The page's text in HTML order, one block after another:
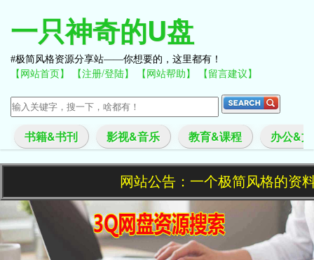
一只神奇的U盘
极简风格资源分享站——你想要的，这里都有！
【网站首页】 【注册/登陆】 【网站帮助】 【留言建议】
书籍&书刊 影视&音乐 教育&课程 办公&
网站公告：一个极简风格的资